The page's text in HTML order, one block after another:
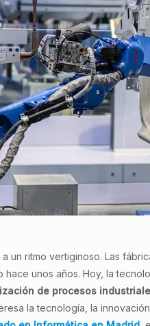
un ritmo vertiginoso. Las
hace unos años. Hoy, la
de procesos
la tecnología, la